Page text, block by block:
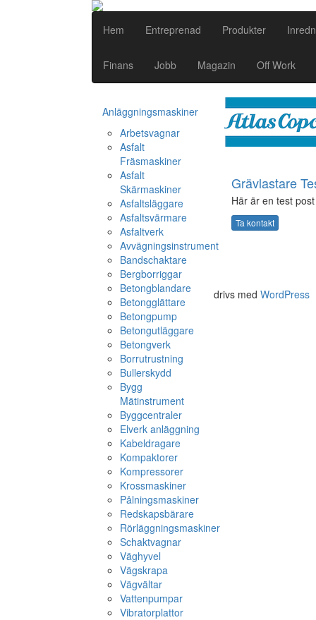
Hem Entreprenad Produkter
Finans Jobb Magazin Off Work
Anläggningsmaskiner
Arbetsvagnar
Asfalt
Fräsmaskiner
Asfalt
Skärmaskiner
Asfaltsläggare
Asfaltsvärmare
Asfaltverk
Avvägningsinstrument
Bandschaktare
Bergborriggar
Betongblandare
Betongglättare
Betongpump
Betongutläggare
Betongverk
Borrutrustning
Bullerskydd
Bygg
Mätinstrument
Byggcentraler
Elverk anläggning
Kabeldragare
Kompaktorer
Kompressorer
Krossmaskiner
Pålningsmaskiner
Redskapsbärare
Rörläggningsmaskiner
Schaktvagnar
Väghyvel
Vägskrapa
Vägvältar
Vattenpumpar
Vibratorplattor
Grävlastare
Här är en test
Ta kontakt
drivs med WordPress